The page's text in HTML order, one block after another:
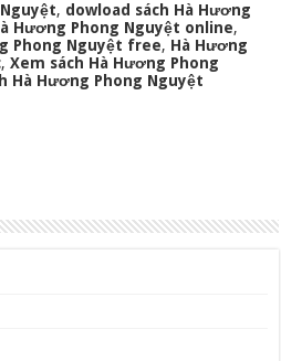
, dowload sách Hà Hương
Hương Phong Nguyệt online,
Phong Nguyệt free, Hà Hương
,Xem sách Hà Hương Phong
Hà Hương Phong Nguyệt